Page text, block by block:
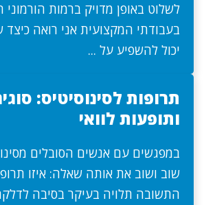
לשלוט באופן מדויק ברמות הורמוני
בעבודתי המקצועית אני רואה כיצד
יכול להשפיע על ...
תרופות לסינוסיטיס:
ותופעות לוואי
במפגשים עם אנשים הסובלים
שוב ושוב את אותה שאלה: איזו
התשובה תלויה בעיקר בסיבה